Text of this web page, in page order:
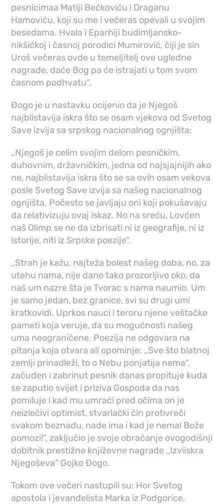
pesnicimaa Matiji Bećkoviću i Draganu
Hamoviću, koji su me i večeras opevali u svojim
besedama. Hvala i Eparhiji budimljansko-
nikšićkoj i časnoj porodici Mumirović, čiji je sin
Uroš večeras ovde u temeljitelj ove ugledne
nagrade, daće Bog pa će istrajati u tom svom
časnom podhvatu“.
Đogo je u nastavku ocijenio da je Njegoš
najblistavija iskra što se osam vjekova od Svetog
Save izvija sa srpskog nacionalnog ognjišta:
,,Njegoš je celim svojim delom pesničkim,
duhovnim, državničkim, jedna od najsjajnijih ako
ne, najblistavija iskra što se sa ovih osam vekova
posle Svetog Save izvija sa našeg nacionalnog
ognjišta. Počesto se javljaju oni koji pokušavaju
da relativizuju ovaj iskaz. No na sreću, Lovćen
naš Olimp se ne da izbrisati ni iz geografije, ni iz
istorije, niti iz Srpske poezije“.
,,Strah je kažu, najteža bolest našeg doba, no, za
utehu nama, nije dano tako prozorljivo oko, da
naš um nazre šta je Tvorac s nama naumio. Um
je samo jedan, bez granice, svi su drugi umi
kratkovidi. Uprkos nauci i teroru njene veštačke
pameti koja veruje, da su mogućnosti našeg
uma neograničene. Poezija ne odgovara na
pitanja koja otvara ali opominje: ,,Sve što blatnoj
zemlji prinadleži, to o Nebu ponjatija nema“,
začuđen i zabrinut pesnik danas propituje kuda
se zaputio svijet i priziva Gospoda da nas
pomiluje i kad mu umrači pred očima on je
neizlečivi optimist, stvarlački čin protivreči
svakom beznađu, nade ima i kad je nema! Bože
pomozi!“, zaključio je svoje obraćanje ovogodišnji
dobitnik prestižne književne nagrade ,,Izviiskra
Njegoševa“ Gojko Đogo.
Tokom ove večeri nastupili su: Hor Svetog
apostola i jevanđelista Marka iz Podgorice,